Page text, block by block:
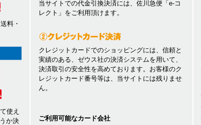
料・
使え
か決
当サイトでの代金引換決済には、佐川急便「e-コ
レクト」をご利用頂けます。
クレジットカードでのショッピングには、信頼と
実績のある、ゼウス社の決済システムを用いて、
決済取引の安全性を高めております。お客様のク
レジットカード番号等は、当サイトには残りませ
ん。
ご利用可能なカード会社